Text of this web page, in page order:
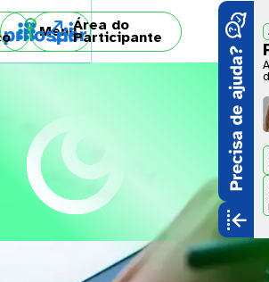
Menu
Área do
Participante
